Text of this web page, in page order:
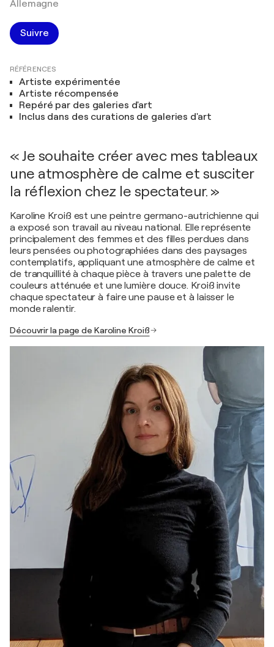
Allemagne
Suivre
RÉFÉRENCES
Artiste expérimentée
Artiste récompensée
Repéré par des galeries d'art
Inclus dans des curations de galeries d'art
« Je souhaite créer avec mes tableaux
une atmosphère de calme et susciter
la réflexion chez le spectateur. »
Karoline Kroiß est une peintre germano-autrichienne qui
a exposé son travail au niveau national. Elle représente
principalement des femmes et des filles perdues dans
leurs pensées ou photographiées dans des paysages
contemplatifs, appliquant une atmosphère de calme et
de tranquillité à chaque pièce à travers une palette de
couleurs atténuée et une lumière douce. Kroiß invite
chaque spectateur à faire une pause et à laisser le
monde ralentir.
Découvrir la page de Karoline Kroiß